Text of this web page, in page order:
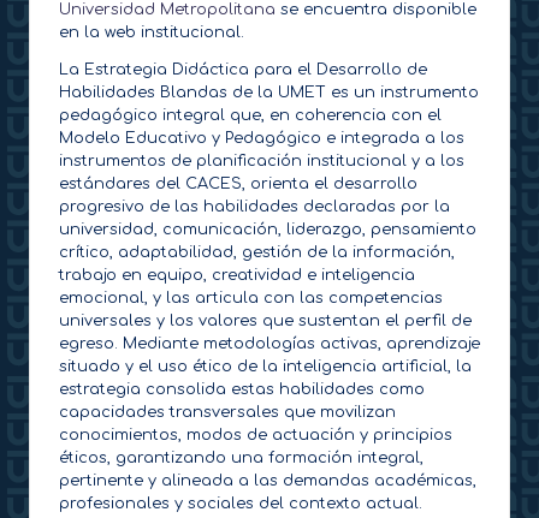
Universidad Metropolitana se encuentra disponible
en la web institucional.
La Estrategia Didáctica para el Desarrollo de
Habilidades Blandas de la UMET es un instrumento
pedagógico integral que, en coherencia con el
Modelo Educativo y Pedagógico e integrada a los
instrumentos de planificación institucional y a los
estándares del CACES, orienta el desarrollo
progresivo de las habilidades declaradas por la
universidad, comunicación, liderazgo, pensamiento
crítico, adaptabilidad, gestión de la información,
trabajo en equipo, creatividad e inteligencia
emocional, y las articula con las competencias
universales y los valores que sustentan el perfil de
egreso. Mediante metodologías activas, aprendizaje
situado y el uso ético de la inteligencia artificial, la
estrategia consolida estas habilidades como
capacidades transversales que movilizan
conocimientos, modos de actuación y principios
éticos, garantizando una formación integral,
pertinente y alineada a las demandas académicas,
profesionales y sociales del contexto actual.